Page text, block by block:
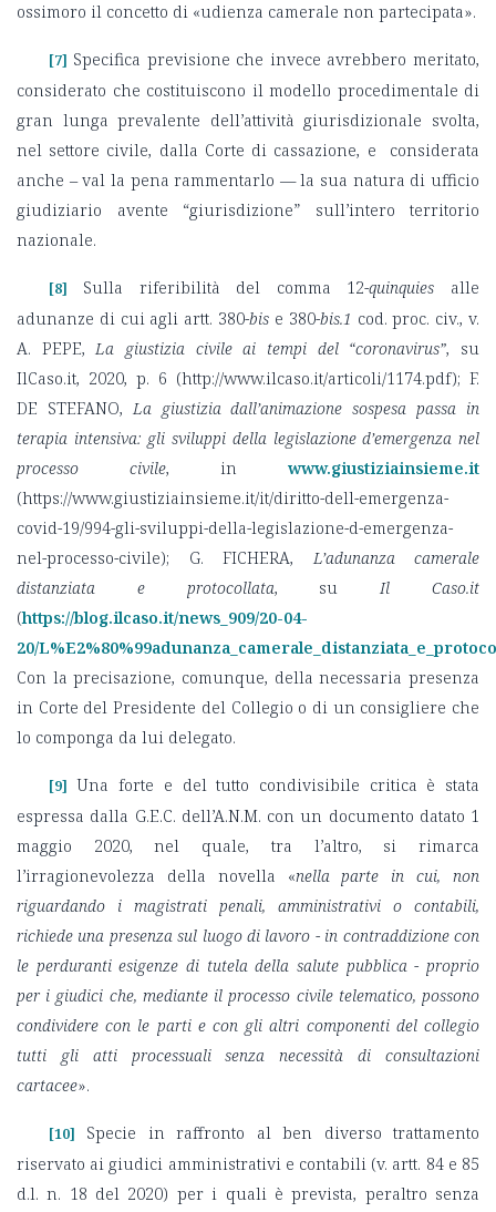
ossimoro il concetto di «udienza camerale non partecipata».
[7] Specifica previsione che invece avrebbero meritato,
considerato che costituiscono il modello procedimentale di
gran lunga prevalente dell’attività giurisdizionale svolta,
nel settore civile, dalla Corte di cassazione, e considerata
anche – val la pena rammentarlo — la sua natura di ufficio
giudiziario avente “giurisdizione” sull’intero territorio
nazionale.
[8] Sulla riferibilità del comma 12-quinquies alle
adunanze di cui agli artt. 380-bis e 380-bis.1 cod. proc. civ., v.
A. PEPE,La giustizia civile ai tempi del “coronavirus”, su
IlCaso.it, 2020, p. 6 (http://www.ilcaso.it/articoli/1174.pdf); F.
DE STEFANO, La giustizia dall’animazione sospesa passa in
terapia intensiva: gli sviluppi della legislazione d’emergenza nel
processo civile, in www.giustiziainsieme.it
(https://www.giustiziainsieme.it/it/diritto-dell-emergenza-
covid-19/994-gli-sviluppi-della-legislazione-d-emergenza-
nel-processo-civile); G. FICHERA, L’adunanza camerale
distanziata e protocollata, suIl Caso.it
(https://blog.ilcaso.it/news_909/20-04-
20/
Con la precisazione, comunque, della necessaria presenza
in Corte del Presidente del Collegio o di un consigliere che
lo componga da lui delegato.
[9] Una forte e del tutto condivisibile critica è stata
espressa dalla G.E.C. dell’A.N.M. con un documento datato 1
maggio 2020, nel quale, tra l’altro, si rimarca
l’irragionevolezza della novella «nella parte in cui, non
riguardando i magistrati penali, amministrativi o contabili,
richiede una presenza sul luogo di lavoro - in contraddizione con
le perduranti esigenze di tutela della salute pubblica - proprio
per i giudici che, mediante il processo civile telematico, possono
condividere con le parti e con gli altri componenti del collegio
tutti gli atti processuali senza necessità di consultazioni
cartacee».
[10] Specie in raffronto al ben diverso trattamento
riservato ai giudici amministrativi e contabili (v. artt. 84 e 85
d.l. n. 18 del 2020) per i quali è prevista, peraltro senza